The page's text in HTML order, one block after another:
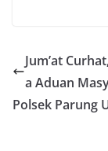
e
b
o
Jum’at
a Aduan
Polsek Parung